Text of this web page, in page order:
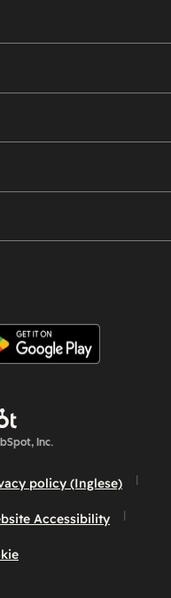
Inc.
policy (Inglese)
Accessibility